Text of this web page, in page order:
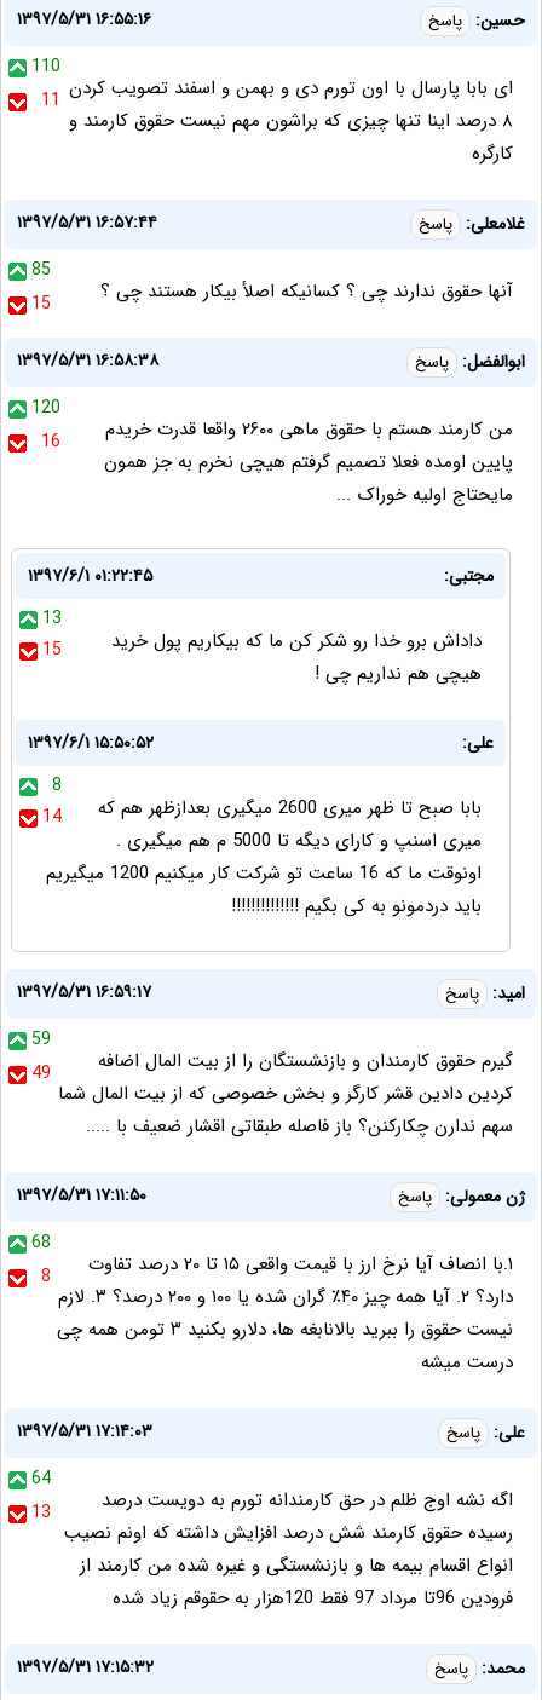
حسین: پاسخ
۱۳۹۷/۵/۳۱ ۱۶:۵۵:۱۶
110
11 ای بابا پارسال با اون تورم دی و بهمن و اسفند تصویب کردن
۸ درصد اینا تنها چیزی که براشون مهم نیست حقوق کارمند و
کارگره
غلامعلی: پاسخ
۱۳۹۷/۵/۳۱ ۱۶:۵۷:۴۴
85
15
آنها حقوق ندارند چی ؟ کسانیکه اصلأ بیکار هستند چی ؟
ابوالفضل: پاسخ
۱۳۹۷/۵/۳۱ ۱۶:۵۸:۳۸
120
16
من کارمند هستم با حقوق ماهی ۲۶۰۰ واقعا قدرت خریدم
پایین اومده فعلا تصمیم گرفتم هیچی نخرم به جز همون
مایحتاج اولیه خوراک ...
مجتبی:
۱۳۹۷/۶/۱ ۰۱:۲۲:۴۵
13
15
داداش برو خدا رو شکر کن ما که بیکاریم پول خرید
هیچی هم نداریم چی !
علی:
۱۳۹۷/۶/۱ ۱۵:۵۰:۵۲
8
14
بابا صبح تا ظهر میری 2600 میگیری بعدازظهر هم که
میری اسنپ و کارای دیگه تا 5000 م هم میگیری .
اونوقت ما که 16 ساعت تو شرکت کار میکنیم 1200 میگیریم
باید دردمونو به کی بگیم !!!!!!!!!!!!!!
امید: پاسخ
۱۳۹۷/۵/۳۱ ۱۶:۵۹:۱۷
59
49
گیرم حقوق کارمندان و بازنشستگان را از بیت المال اضافه
کردین دادین قشر کارگر و بخش خصوصی که از بیت المال شما
سهم ندارن چکارکنن؟ باز فاصله طبقاتی اقشار ضعیف با .....
ژن معمولی: پاسخ
۱۳۹۷/۵/۳۱ ۱۷:۱۱:۵۰
68
8
۱.با انصاف آیا نرخ ارز با قیمت واقعی ۱۵ تا ۲۰ درصد تفاوت
دارد؟ ۲. آیا همه چیز ۴۰٪ گران شده یا ۱۰۰ و ۲۰۰ درصد؟ ۳. لازم
نیست حقوق را ببرید بالانابغه ها، دلارو بکنید ۳ تومن همه چی
درست میشه
علی: پاسخ
۱۳۹۷/۵/۳۱ ۱۷:۱۴:۰۳
64
13
اگه نشه اوج ظلم در حق کارمندانه تورم به دویست درصد
رسیده حقوق کارمند شش درصد افزایش داشته که اونم نصیب
انواع اقسام بیمه ها و بازنشستگی و غیره شده من کارمند از
فرودین 96تا مرداد 97 فقط 120هزار به حقوقم زیاد شده
محمد: پاسخ
۱۳۹۷/۵/۳۱ ۱۷:۱۵:۳۲